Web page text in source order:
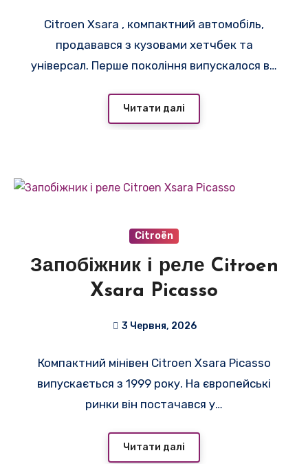
Citroen Xsara , компактний автомобіль,
продавався з кузовами хетчбек та
універсал. Перше покоління випускалося в…
Читати далі
Citroën
Запобіжник і реле Citroen
Xsara Picasso
3 Червня, 2026
Компактний мінівен Citroen Xsara Picasso
випускається з 1999 року. На європейські
ринки він постачався у…
Читати далі